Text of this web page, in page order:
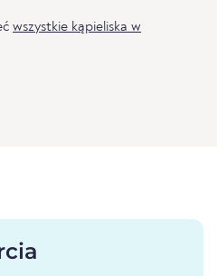
wszystkie kąpieliska w